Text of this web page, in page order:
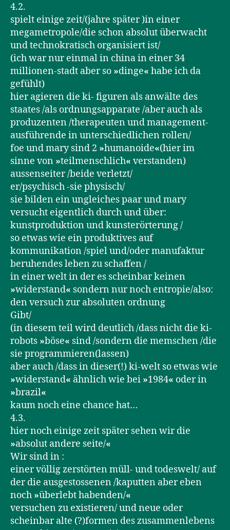
4.2.
spielt einige zeit/(jahre später )in einer
megametropole/die schon absolut überwacht
und technokratisch organisiert ist/
(ich war nur einmal in china in einer 34
millionen-stadt aber so »dinge« habe ich da
gefühlt)
hier agieren die ki- figuren als anwälte des
staates /als ordnungsapparate /aber auch als
produzenten /therapeuten und management-
ausführende in unterschiedlichen rollen/
foe und mary sind 2 »humanoide«(hier im
sinne von »teilmenschlich« verstanden)
aussenseiter /beide verletzt/
er/psychisch -sie physisch/
sie bilden ein ungleiches paar und mary
versucht eigentlich durch und über:
kunstproduktion und kunsterörterung /
so etwas wie ein produktives auf
kommunikation /spiel und/oder manufaktur
beruhendes leben zu schaffen /
in einer welt in der es scheinbar keinen
»widerstand« sondern nur noch entropie/also:
den versuch zur absoluten ordnung
Gibt/
(in diesem teil wird deutlich /dass nicht die ki-
robots »böse« sind /sondern die memschen /die
sie programmieren(lassen)
aber auch /dass in dieser(!) ki-welt so etwas wie
»widerstand« ähnlich wie bei »1984« oder in
»brazil«
kaum noch eine chance hat…
4.3.
hier noch einige zeit später sehen wir die
»absolut andere seite/«
Wir sind in :
einer völlig zerstörten müll- und todeswelt/ auf
der die ausgestossenen /kaputten aber eben
noch »überlebt habenden/«
versuchen zu existieren/ und neue oder
scheinbar alte (?)formen des zusammenlebens